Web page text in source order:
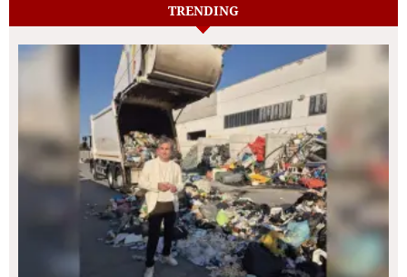
TRENDING